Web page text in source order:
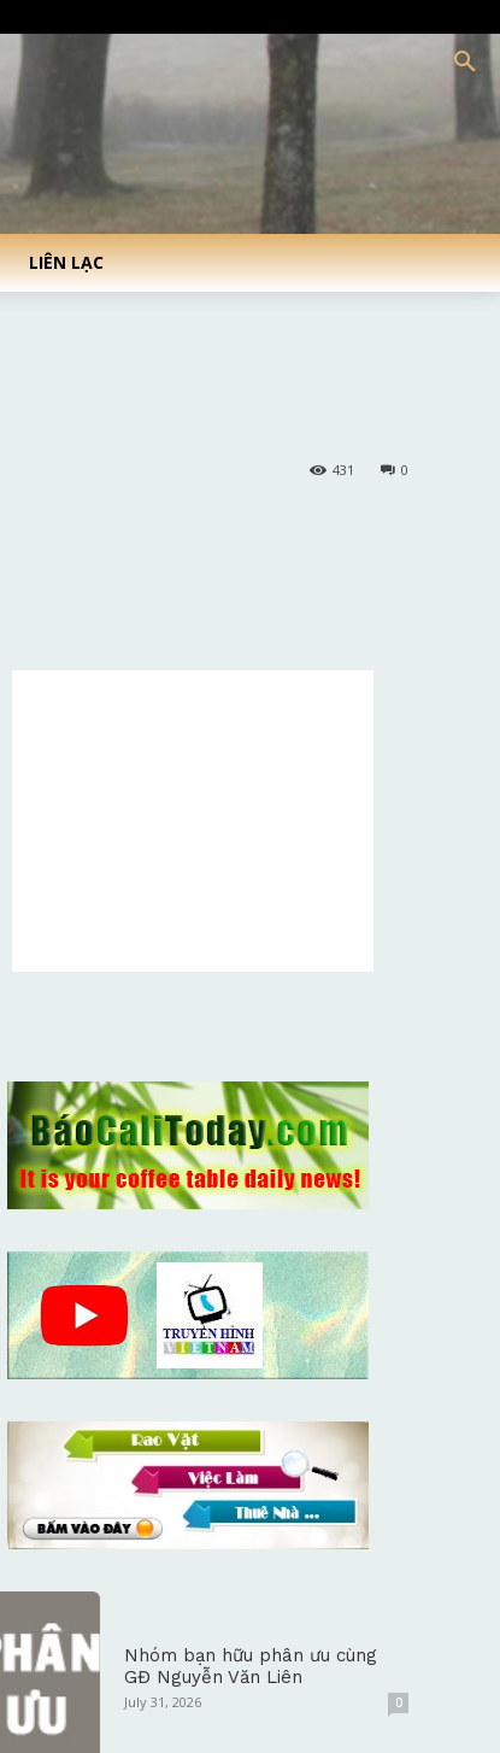
LIÊN LẠC
0
431
Nhóm bạn hữu phân ưu cùng
GĐ Nguyễn Văn Liên
July 31, 2026 0